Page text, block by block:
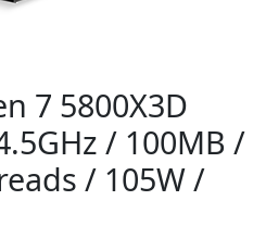
7 5800X3D
/ 100MB /
/ 105W /